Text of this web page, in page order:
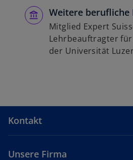
Weitere berufliche
Mitglied Expert
Lehrbeauftragter
der Universität
Kontakt
Unsere Firma